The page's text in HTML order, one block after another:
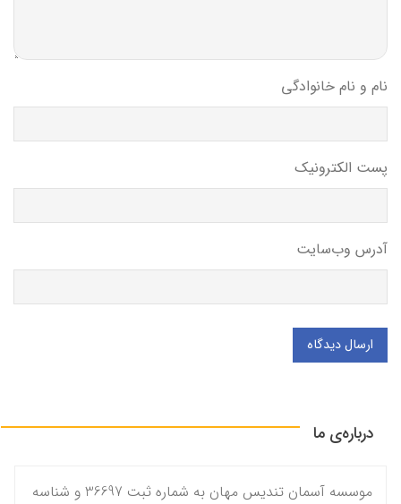
نام و نام خانوادگی
پست الکترونیک
آدرس وب‌سایت
ارسال دیدگاه
درباره‌ی ما
موسسه آسمان تندیس مهان به شماره ثبت 36697 و شناسه